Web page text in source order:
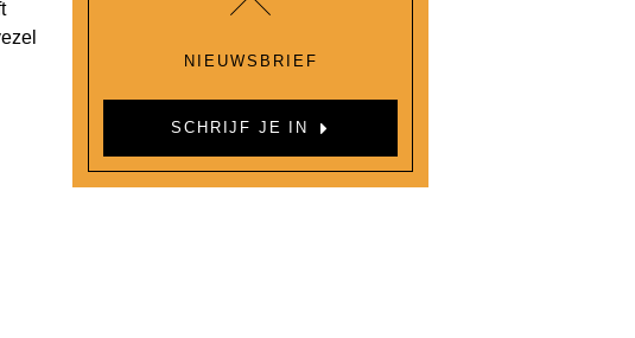
NIEUWSBRIEF
SCHRIJF JE IN